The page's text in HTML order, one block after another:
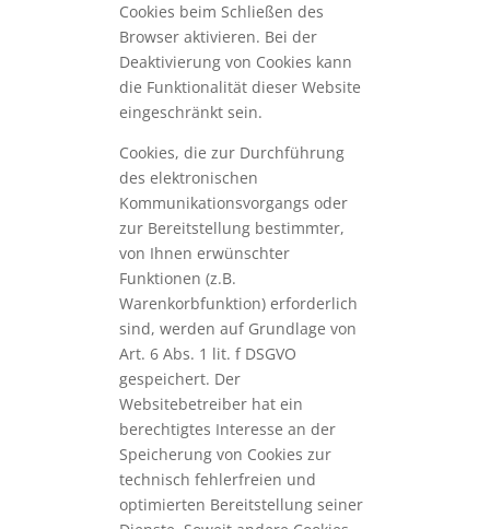
Cookies beim Schließen des
Browser aktivieren. Bei der
Deaktivierung von Cookies kann
die Funktionalität dieser Website
eingeschränkt sein.
Cookies, die zur Durchführung
des elektronischen
Kommunikationsvorgangs oder
zur Bereitstellung bestimmter,
von Ihnen erwünschter
Funktionen (z.B.
Warenkorbfunktion) erforderlich
sind, werden auf Grundlage von
Art. 6 Abs. 1 lit. f DSGVO
gespeichert. Der
Websitebetreiber hat ein
berechtigtes Interesse an der
Speicherung von Cookies zur
technisch fehlerfreien und
optimierten Bereitstellung seiner